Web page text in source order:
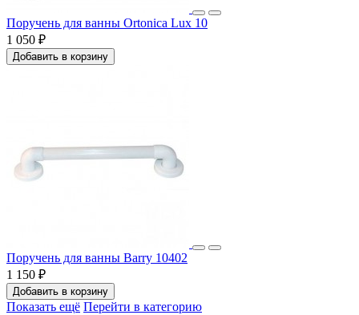
Поручень для ванны Ortonica Lux 10
1 050 ₽
Добавить в корзину
Поручень для ванны Barry 10402
1 150 ₽
Добавить в корзину
Показать ещё Перейти в категорию